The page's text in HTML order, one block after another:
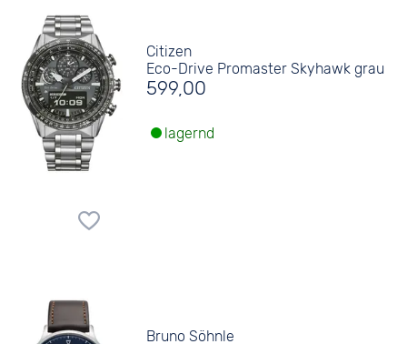
Citizen
Eco-Drive Promaster Skyhawk grau
599,00
lagernd
Bruno Söhnle